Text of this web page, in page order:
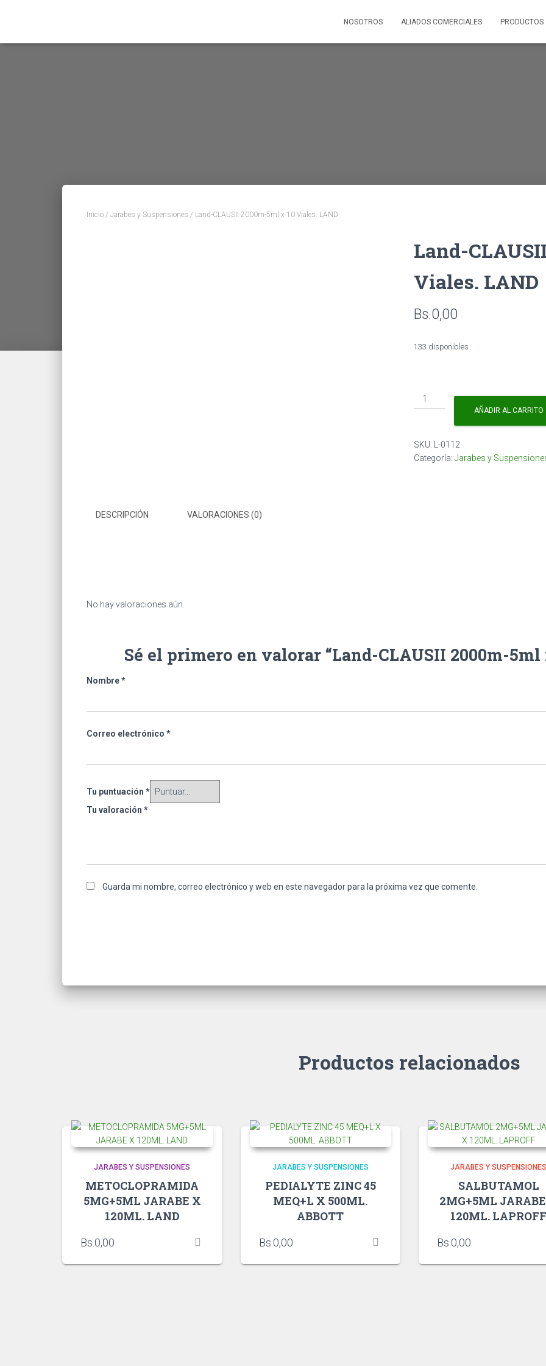
NOSOTROS ALIADOS COMERCIALES PRODUCTOS
Inicio / Jarabes y Suspensiones / Land-CLAUSII 2000m-5ml x 10 Viales. LAND
Land-
Viales. LAND
Bs.0,00
133 disponibles
Land-
CLAUSII
x
10
AÑADIR AL CARRITO
SKU:
L-0112
Categoría: Jarabes y
DESCRIPCIÓN VALORACIONES (0)
No hay valoraciones aún.
Sé el primero en valorar “Land-CLAUSII 2000m-5ml
Nombre*
Correo electrónico *
Tu puntuación *
Tu valoración *
Guarda mi nombre, correo electrónico y web en este navegador para la próxima vez que comente.
Productos relacionados
JARABES Y SUSPENSIONES
METOCLOPRAMIDA
5MG+5ML JARABE X
120ML. LAND
Bs.0,00
JARABES Y SUSPENSIONES
PEDIALYTE ZINC 45
MEQ+L X 500ML.
ABBOTT
Bs.0,00
JARABES Y
SALBUTAMOL
2MG+5ML
120ML.
Bs.0,00